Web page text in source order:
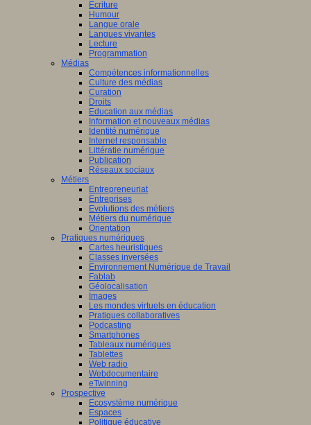
Ecriture
Humour
Langue orale
Langues vivantes
Lecture
Programmation
Médias
Compétences informationnelles
Culture des médias
Curation
Droits
Education aux médias
Information et nouveaux médias
Identité numérique
Internet responsable
Littératie numérique
Publication
Réseaux sociaux
Métiers
Entrepreneuriat
Entreprises
Evolutions des métiers
Métiers du numérique
Orientation
Pratiques numériques
Cartes heuristiques
Classes inversées
Environnement Numérique de Travail
Fablab
Géolocalisation
Images
Les mondes virtuels en éducation
Pratiques collaboratives
Podcasting
Smartphones
Tableaux numériques
Tablettes
Web radio
Webdocumentaire
eTwinning
Prospective
Ecosystème numérique
Espaces
Politique éducative